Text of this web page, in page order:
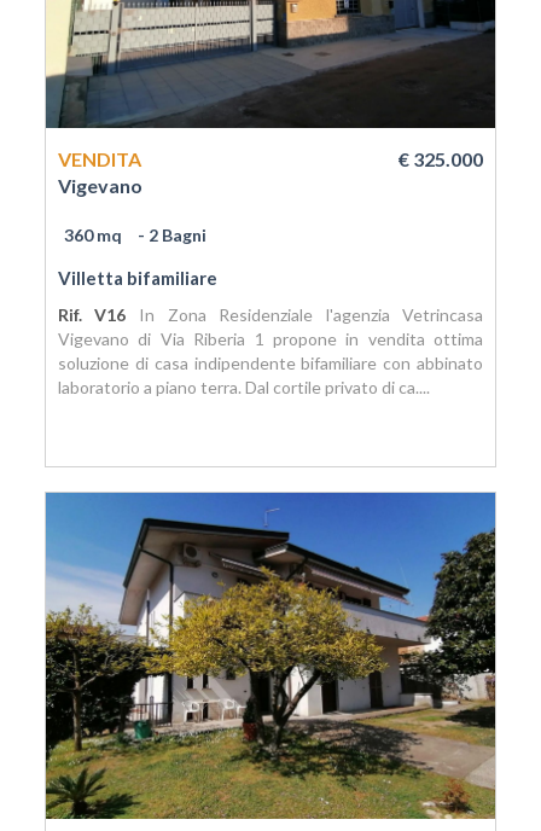
VENDITA
€ 325.000
Vigevano
360 mq - 2 Bagni
Villetta bifamiliare
Rif. V16 In Zona Residenziale l'agenzia Vetrincasa
Vigevano di Via Riberia 1 propone in vendita ottima
soluzione di casa indipendente bifamiliare con abbinato
laboratorio a piano terra. Dal cortile privato di ca....